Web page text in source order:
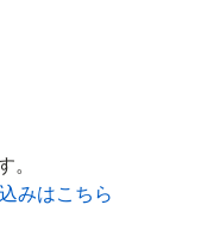
みはこちら